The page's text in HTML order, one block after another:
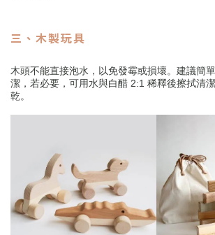
三、木製玩具
木頭不能直接泡水，以免發霉或損壞。建議簡
潔，若必要，可用水與白醋 2:1 稀釋後擦拭清
乾。